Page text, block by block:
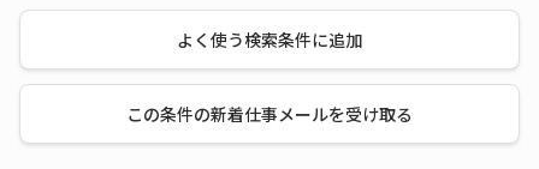
よく使う検索条件に追加
この条件の新着仕事メールを受け取る